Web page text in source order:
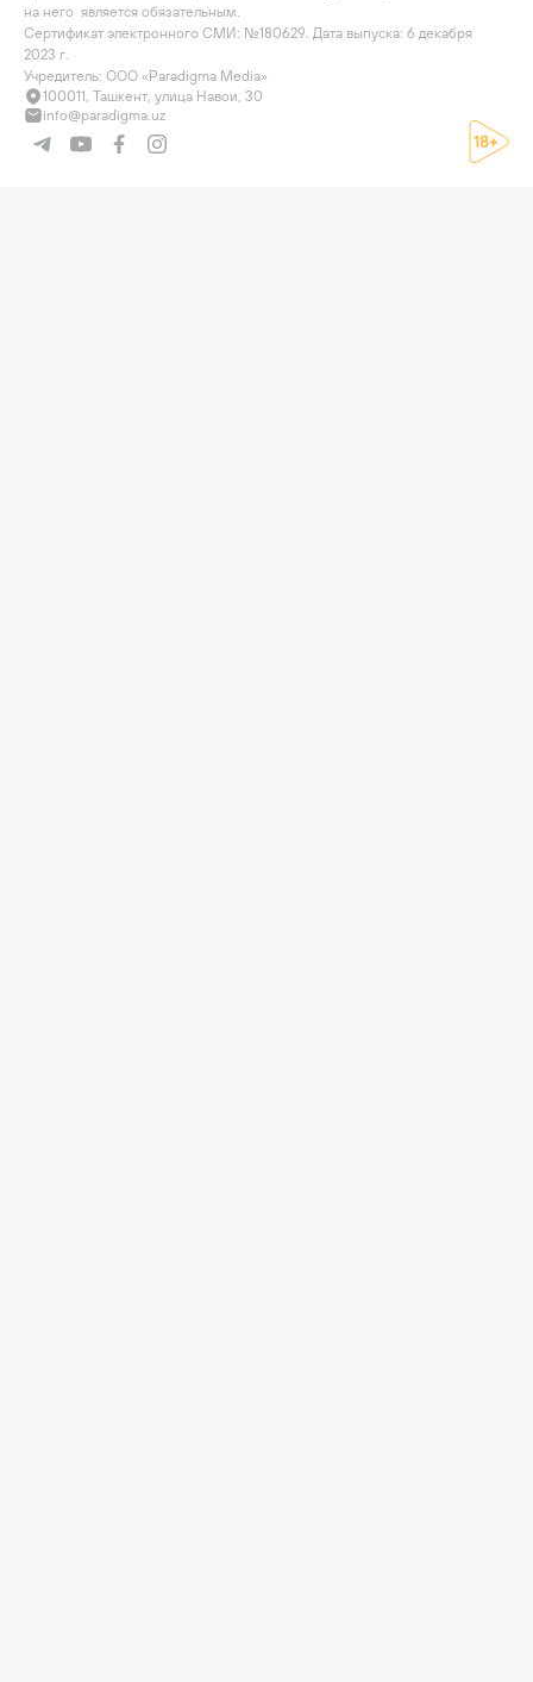
на него  является обязательным.
Сертификат электронного СМИ: №180629. Дата выпуска: 6 декабря
2023 г.
Учредитель: ООО «Paradigma Media»
100011, Ташкент, улица Навои, 30
info@paradigma.uz